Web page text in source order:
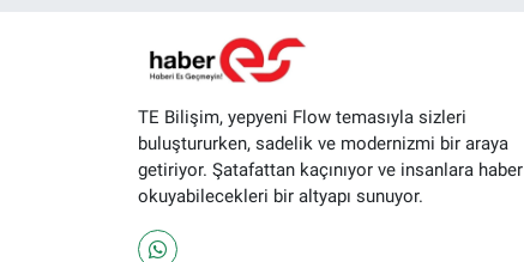
TE Bilişim, yepyeni Flow temasıyla sizleri
buluştururken, sadelik ve modernizmi bir araya
getiriyor. Şatafattan kaçınıyor ve insanlara haber
okuyabilecekleri bir altyapı sunuyor.